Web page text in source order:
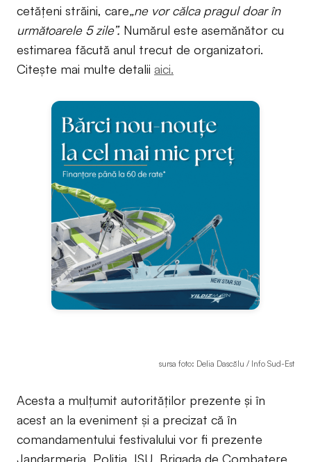
cetățeni străini, care„ne vor călca pragul doar în
următoarele 5 zile”. Numărul este asemănător cu
estimarea făcută anul trecut de organizatori.
Citește mai multe detalii aici.
sursa foto: Delia Dascălu / Info Sud-Est
Acesta a mulțumit autorităților prezente și în
acest an la eveniment și a precizat că în
comandamentului festivalului vor fi prezente
Jandarmeria, Poliția, ISU, Brigada de Combatere